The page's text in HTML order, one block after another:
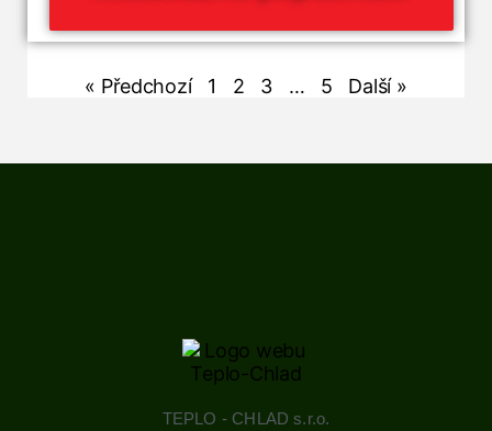
« Předchozí 1 2 3 … 5 Další »
TEPLO - CHLAD s.r.o.